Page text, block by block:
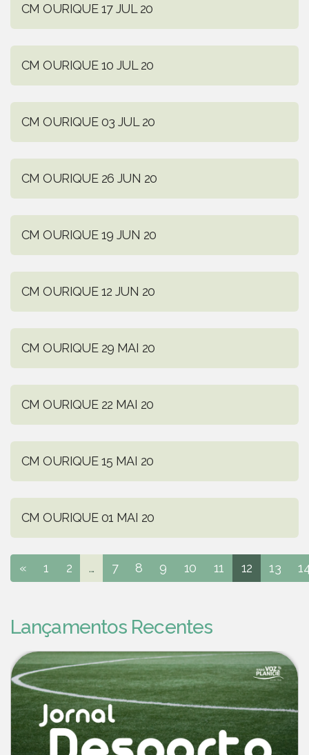
CM OURIQUE 17 JUL 20
CM OURIQUE 10 JUL 20
CM OURIQUE 03 JUL 20
CM OURIQUE 26 JUN 20
CM OURIQUE 19 JUN 20
CM OURIQUE 12 JUN 20
CM OURIQUE 29 MAI 20
CM OURIQUE 22 MAI 20
CM OURIQUE 15 MAI 20
CM OURIQUE 01 MAI 20
« 1 2 ... 7 8 9 10 11 12 13
Lançamentos Recentes